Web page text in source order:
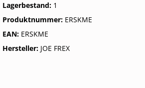
Lagerbestand: 1
Produktnummer: ERSKME
EAN: ERSKME
Hersteller: JOE FREX